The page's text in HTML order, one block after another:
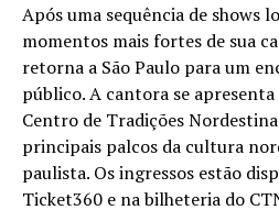
Após uma sequência de shows
momentos mais fortes de sua
retorna a São Paulo para um
público. A cantora se
Centro de Tradições
principais palcos da cultura
paulista. Os ingressos estão
Ticket360 e na bilheteria do